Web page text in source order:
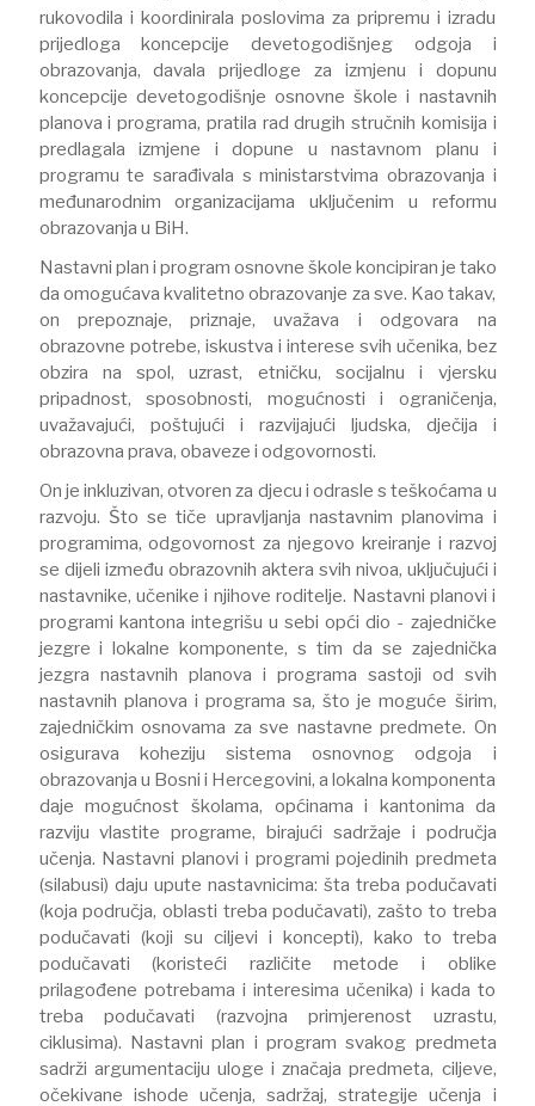
rukovodila i koordinirala poslovima za pripremu i izradu
prijedloga koncepcije devetogodišnjeg odgoja i
obrazovanja, davala prijedloge za izmjenu i dopunu
koncepcije devetogodišnje osnovne škole i nastavnih
planova i programa, pratila rad drugih stručnih komisija i
predlagala izmjene i dopune u nastavnom planu i
programu te sarađivala s ministarstvima obrazovanja i
međunarodnim organizacijama uključenim u reformu
obrazovanja u BiH.
Nastavni plan i program osnovne škole koncipiran je tako
da omogućava kvalitetno obrazovanje za sve. Kao takav,
on prepoznaje, priznaje, uvažava i odgovara na
obrazovne potrebe, iskustva i interese svih učenika, bez
obzira na spol, uzrast, etničku, socijalnu i vjersku
pripadnost, sposobnosti, mogućnosti i ograničenja,
uvažavajući, poštujući i razvijajući ljudska, dječija i
obrazovna prava, obaveze i odgovornosti.
On je inkluzivan, otvoren za djecu i odrasle s teškoćama u
razvoju. Što se tiče upravljanja nastavnim planovima i
programima, odgovornost za njegovo kreiranje i razvoj
se dijeli između obrazovnih aktera svih nivoa, uključujući i
nastavnike, učenike i njihove roditelje. Nastavni planovi i
programi kantona integrišu u sebi opći dio - zajedničke
jezgre i lokalne komponente, s tim da se zajednička
jezgra nastavnih planova i programa sastoji od svih
nastavnih planova i programa sa, što je moguće širim,
zajedničkim osnovama za sve nastavne predmete. On
osigurava koheziju sistema osnovnog odgoja i
obrazovanja u Bosni i Hercegovini, a lokalna komponenta
daje mogućnost školama, općinama i kantonima da
razviju vlastite programe, birajući sadržaje i područja
učenja. Nastavni planovi i programi pojedinih predmeta
(silabusi) daju upute nastavnicima: šta treba podučavati
(koja područja, oblasti treba podučavati), zašto to treba
podučavati (koji su ciljevi i koncepti), kako to treba
podučavati (koristeći različite metode i oblike
prilagođene potrebama i interesima učenika) i kada to
treba podučavati (razvojna primjerenost uzrastu,
ciklusima). Nastavni plan i program svakog predmeta
sadrži argumentaciju uloge i značaja predmeta, ciljeve,
očekivane ishode učenja, sadržaj, strategije učenja i